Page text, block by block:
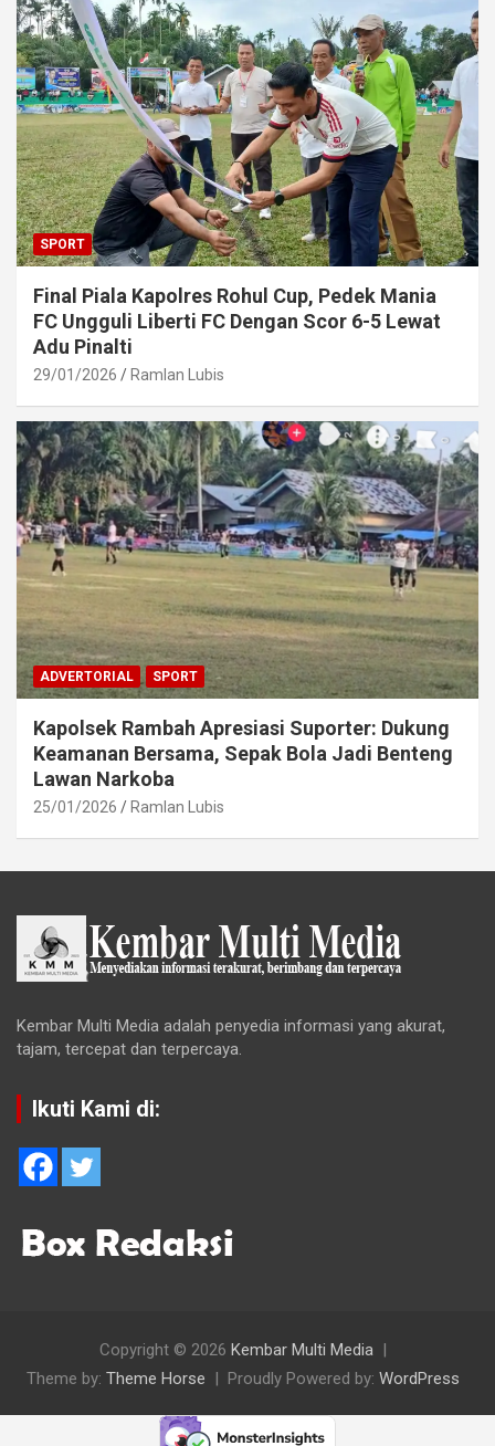
SPORT
Final Piala Kapolres Rohul Cup, Pedek Mania
FC Ungguli Liberti FC Dengan Scor 6-5 Lewat
Adu Pinalti
29/01/2026 Ramlan Lubis
ADVERTORIAL SPORT
Kapolsek Rambah Apresiasi Suporter: Dukung
Keamanan Bersama, Sepak Bola Jadi Benteng
Lawan Narkoba
25/01/2026 Ramlan Lubis
Kembar Multi Media adalah penyedia informasi yang akurat,
tajam, tercepat dan terpercaya.
Ikuti Kami di:
Copyright © 2026 Kembar Multi Media
Theme by: Theme Horse Proudly Powered by: WordPress